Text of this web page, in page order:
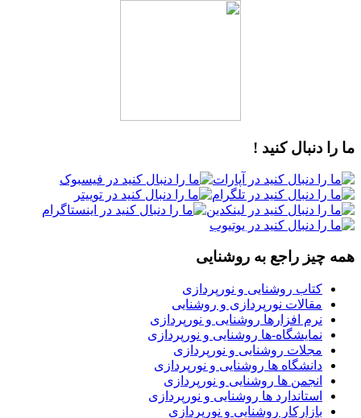
ما را دنبال کنید !
همه چیز راجع به روشنایی
کتاب روشنایی و نورپردازی
مقالات نورپردازی و روشنایی
نرم افزارها روشنایی و نورپردازی
نمایشگاه-ها روشنایی و نورپردازی
مجلات روشنایی و نورپردازی
دانشگاه ها روشنایی و نورپردازی
انجمن ها روشنایی و نورپردازی
استاندارد ها روشنایی و نورپردازی
بازارکار روشنایی و نورپردازی